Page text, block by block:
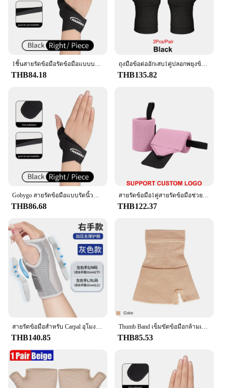
1ชิ้นสายรัดข้อมือรัดข้อมือแบบบางเฉียบรองรับนิ้วหัวแม่มือสำหรับเอ็นอักเสบ, tenosynovitis, carpal tunnel arthritis
THB84.18
ถุงมือข้อต่ออักเสบ1คู่ปลอกพยุงข้อมือและนิ้วหัวแม่มือสำหรับทุกเพศเหมาะสำหรับอุโมงค์ carpal ปวดข้อมือและเมื่อยล้า
THB135.82
THB86.68 THB122.37
THB140.85
Thumb Band เข็มขัดข้อมือกล้ามเนื้อสนับสนุนถุงมือสายรัดการบีบอัดแขน Sprains อาการปวดข้อ Tenosynovitis โรคข้ออักเสบถุงมือ
THB85.53